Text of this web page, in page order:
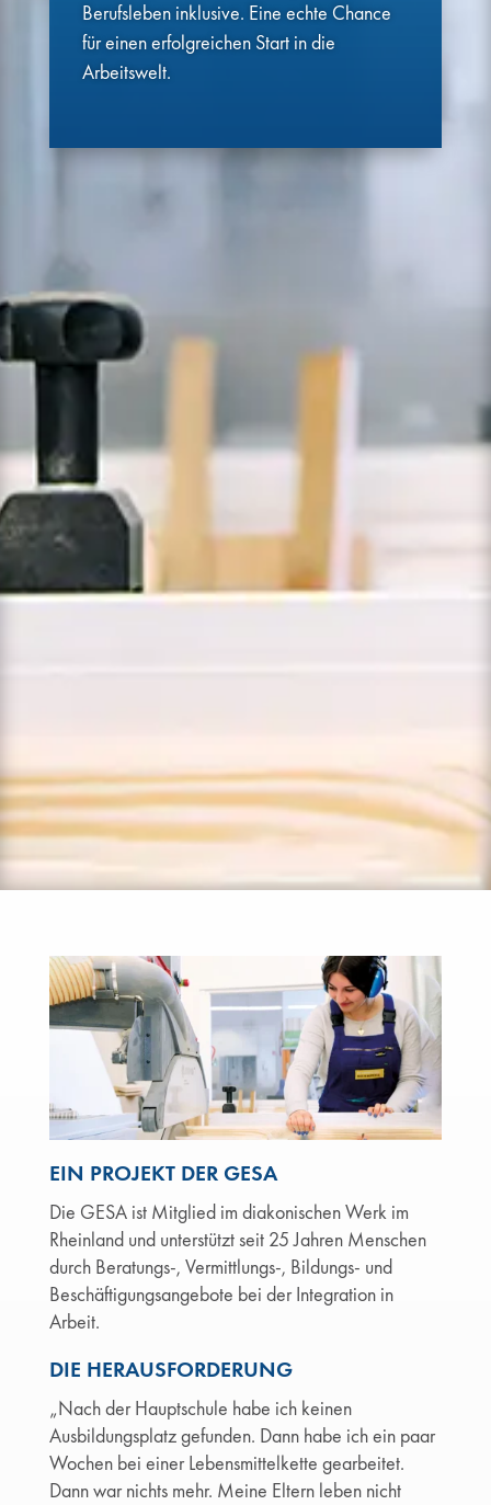
Berufsleben inklusive. Eine echte Chance
für einen erfolgreichen Start in die
Arbeitswelt.
EIN PROJEKT DER GESA
Die GESA ist Mitglied im diakonischen Werk im
Rheinland und unterstützt seit 25 Jahren Menschen
durch Beratungs-, Vermittlungs-, Bildungs- und
Beschäftigungsangebote bei der Integration in
Arbeit.
DIE HERAUSFORDERUNG
„Nach der Hauptschule habe ich keinen
Ausbildungsplatz gefunden. Dann habe ich ein paar
Wochen bei einer Lebensmittelkette gearbeitet.
Dann war nichts mehr. Meine Eltern leben nicht